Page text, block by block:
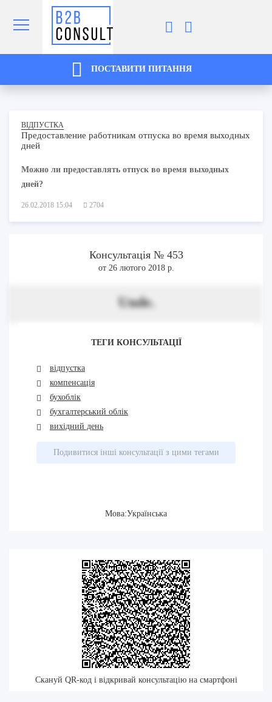
ПОСТАВИТИ ПИТАННЯ
ВІДПУСТКА
Предоставление работникам отпуска во время выходных
дней
Можно ли предоставлять отпуск во время выходных
дней?
26.02.2018 15:04 2704
Консультація № 453
от 26 лютого 2018 р.
Unde.
ТЕГИ КОНСУЛЬТАЦІЇ
відпустка
компенсація
бухоблік
бухгалтерський облік
вихідний день
Подивитися інші консультації з цими тегами
Мова:Українська
Скануй QR-код і відкривай консультацію на смартфоні